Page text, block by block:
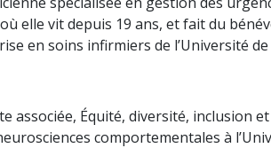
elle vit depuis 19 ans, et fait du
en soins infirmiers de l’Université
associée, Équité, diversité,
comportementales à